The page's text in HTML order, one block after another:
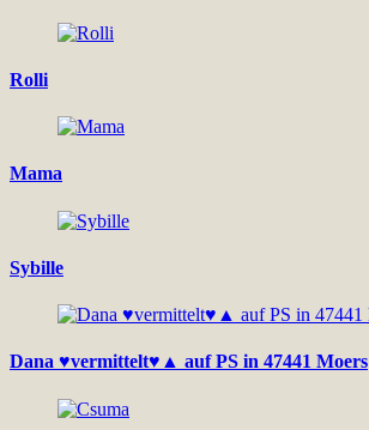
Rolli
Mama
Sybille
Dana ♥vermittelt♥▲ auf PS in 47441 Moers